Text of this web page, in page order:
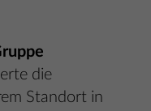
die
Standort in